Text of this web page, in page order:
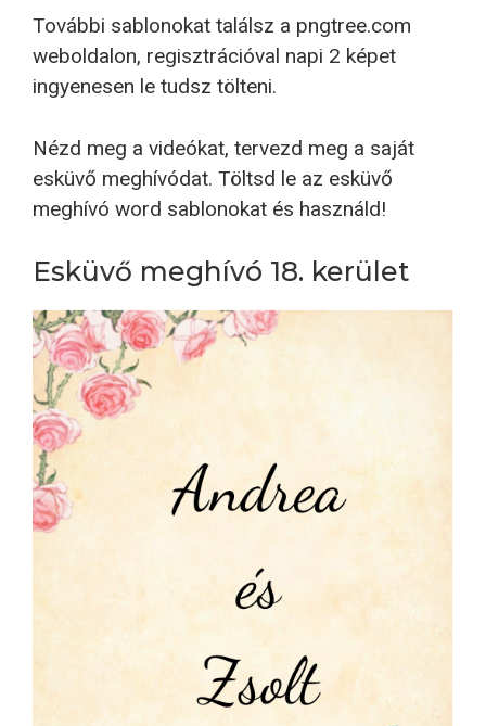
További sablonokat találsz a pngtree.com
weboldalon, regisztrációval napi 2 képet
ingyenesen le tudsz tölteni.
Nézd meg a videókat, tervezd meg a saját
esküvő meghívódat. Töltsd le az esküvő
meghívó word sablonokat és használd!
Esküvő meghívó 18. kerület